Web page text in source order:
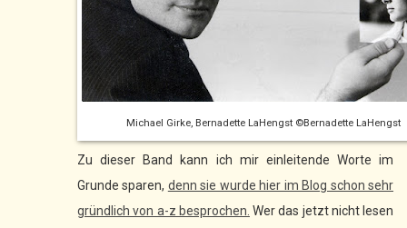
Michael Girke, Bernadette LaHengst ©Bernadette LaHengst
Zu dieser Band kann ich mir einleitende Worte im
Grunde sparen, denn sie wurde hier im Blog schon sehr
gründlich von a-z besprochen. Wer das jetzt nicht lesen